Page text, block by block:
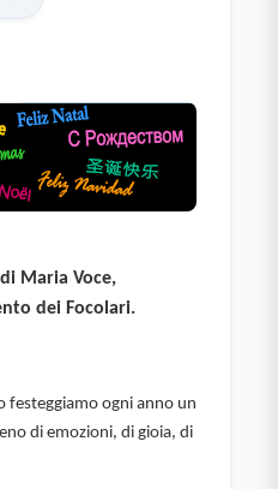
Maria Voce,
dei Focolari.
festeggiamo ogni anno un
di emozioni, di gioia, di